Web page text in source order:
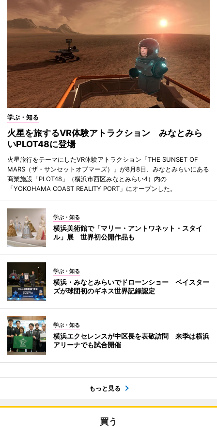
学ぶ・知る
火星を旅するVR体験アトラクション みなとみら
いPLOT48に登場
火星旅行をテーマにしたVR体験アトラクション「THE SUNSET OF
MARS（ザ・サンセットオブマーズ）」が8月8日、みなとみらいにある
商業施設「PLOT48」（横浜市西区みなとみらい4）内の
「YOKOHAMA COAST REALITY PORT」にオープンした。
学ぶ・知る
横浜美術館で「マリー・アントワネット・スタイ
ル」展 世界初公開作品も
学ぶ・知る
横浜・みなとみらいでドローンショー ベイスター
ズが球団初のギネス世界記録認定
学ぶ・知る
横浜エクセレンスが中区長を表敬訪問 来季は横浜
アリーナでも試合開催
もっと見る
買う